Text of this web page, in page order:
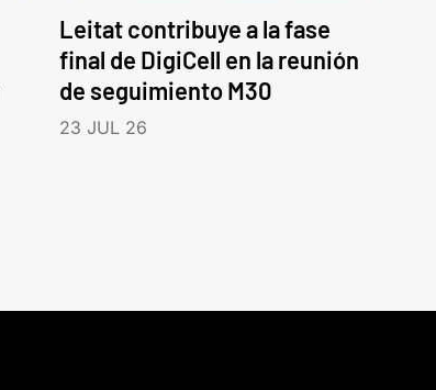
Leitat contribuye a la fase
final de DigiCell en la reunión
de seguimiento M30
23 JUL 26